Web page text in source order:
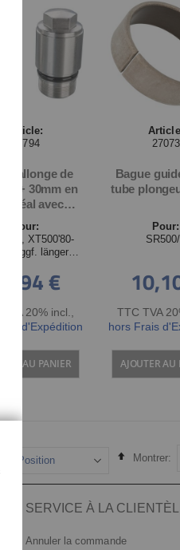
Article:
40794
rallonge de
+ 30mm en
idéal avec
(kit: 2
+ joints
homologué
Pour:
, XT500'80-
ggf. längere
68,94 €
TVA 20% incl.
d'Expédition
AU PANIER
27073
Bague
tube
Pour:
TTC TVA
hors Frais
AJOUTER AU
SetMontrer
SERVICE À LA
Annuler la commande